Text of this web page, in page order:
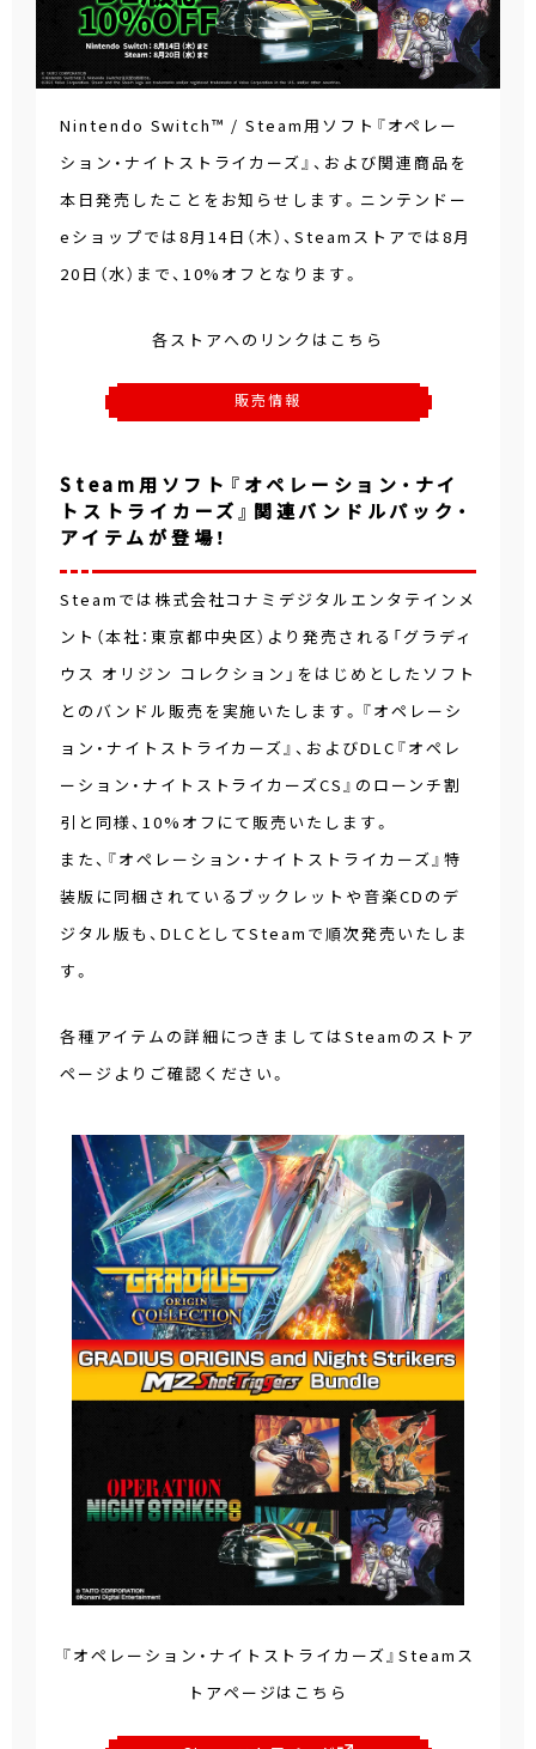
Nintendo Switch™ / Steam用ソフト『オペレー
ション・ナイトストライカーズ』、および関連商品を
本日発売したことをお知らせします。ニンテンドー
eショップでは8月14日（木）、Steamストアでは8月
20日（水）まで、10%オフとなります。
各ストアへのリンクはこちら
販売情報
Steam用ソフト『オペレーション・ナイ
トストライカーズ』関連バンドルパック・
アイテムが登場！
Steamでは株式会社コナミデジタルエンタテインメ
ント（本社：東京都中央区）より発売される「グラディ
ウス オリジン コレクション」をはじめとしたソフト
とのバンドル販売を実施いたします。『オペレーシ
ョン・ナイトストライカーズ』、およびDLC『オペレ
ーション・ナイトストライカーズCS』のローンチ割
引と同様、10%オフにて販売いたします。
また、『オペレーション・ナイトストライカーズ』特
装版に同梱されているブックレットや音楽CDのデ
ジタル版も、DLCとしてSteamで順次発売いたしま
す。
各種アイテムの詳細につきましてはSteamのストア
ページよりご確認ください。
『オペレーション・ナイトストライカーズ』Steamス
トアページはこちら